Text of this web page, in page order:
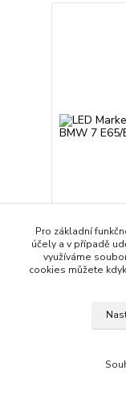
LED Markery
E65/E66
Pro základní
účely a v případě
využíváme
cookies můžete